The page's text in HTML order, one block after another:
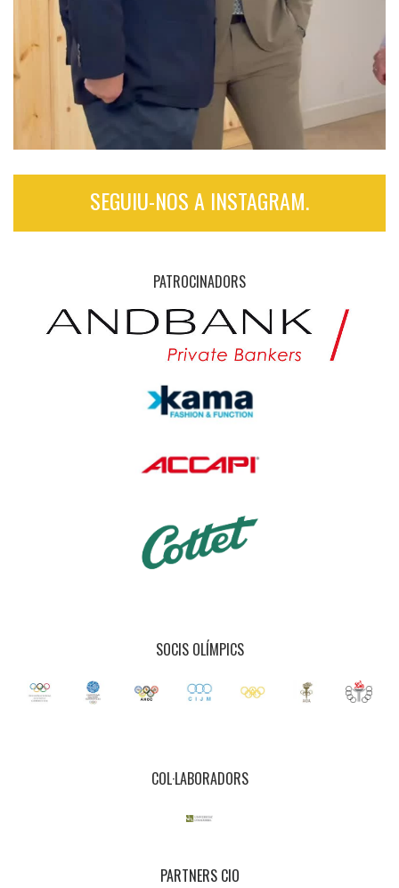
SEGUIU-NOS A INSTAGRAM.
PATROCINADORS
SOCIS OLÍMPICS
COL·LABORADORS
PARTNERS CIO